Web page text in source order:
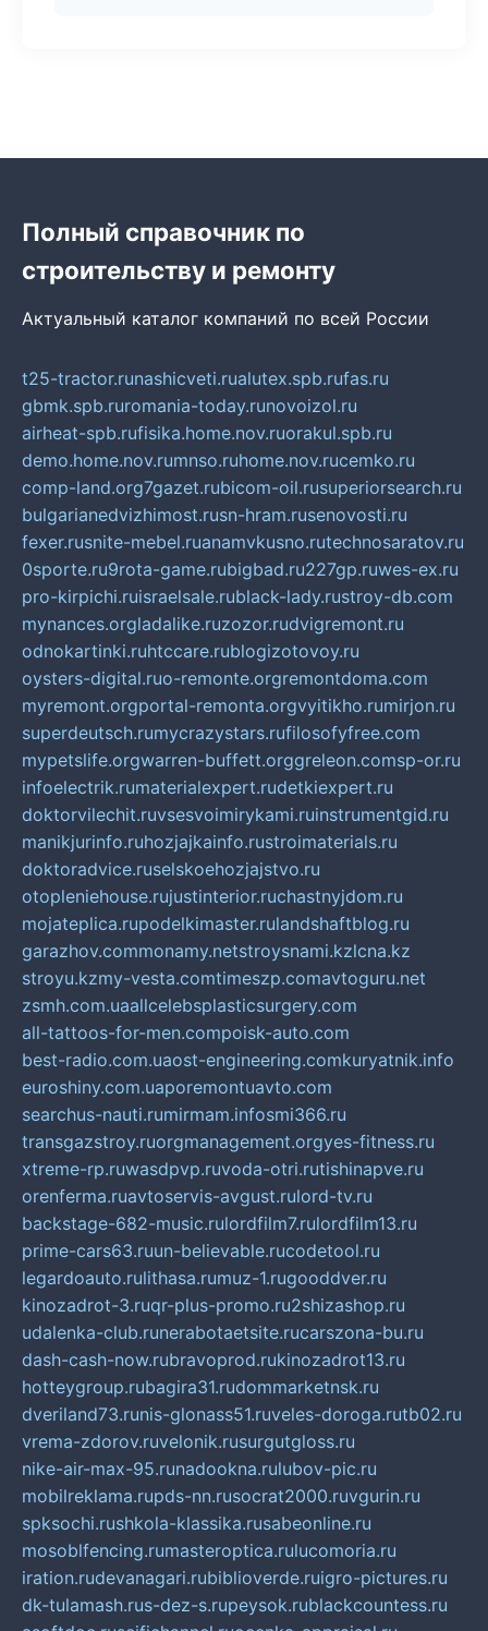
Полный справочник по
строительству и ремонту
Актуальный каталог компаний по всей России
t25-tractor.runashicveti.rualutex.spb.rufas.ru
gbmk.spb.ruromania-today.runovoizol.ru
airheat-spb.rufisika.home.nov.ruorakul.spb.ru
demo.home.nov.rumnso.ruhome.nov.rucemko.ru
comp-land.org7gazet.rubicom-oil.rusuperiorsearch.ru
bulgarianedvizhimost.rusn-hram.rusenovosti.ru
fexer.rusnite-mebel.ruanamvkusno.rutechnosaratov.ru
0sporte.ru9rota-game.rubigbad.ru227gp.ruwes-ex.ru
pro-kirpichi.ruisraelsale.rublack-lady.rustroy-db.com
mynances.orgladalike.ruzozor.rudvigremont.ru
odnokartinki.ruhtccare.rublogizotovoy.ru
oysters-digital.ruo-remonte.orgremontdoma.com
myremont.orgportal-remonta.orgvyitikho.rumirjon.ru
superdeutsch.rumycrazystars.rufilosofyfree.com
mypetslife.orgwarren-buffett.orggreleon.comsp-or.ru
infoelectrik.rumaterialexpert.rudetkiexpert.ru
doktorvilechit.ruvsesvoimirykami.ruinstrumentgid.ru
manikjurinfo.ruhozjajkainfo.rustroimaterials.ru
doktoradvice.ruselskoehozjajstvo.ru
otopleniehouse.rujustinterior.ruchastnyjdom.ru
mojateplica.rupodelkimaster.rulandshaftblog.ru
garazhov.commonamy.netstroysnami.kzlcna.kz
stroyu.kzmy-vesta.comtimeszp.comavtoguru.net
zsmh.com.uaallcelebsplasticsurgery.com
all-tattoos-for-men.compoisk-auto.com
best-radio.com.uaost-engineering.comkuryatnik.info
euroshiny.com.uaporemontuavto.com
searchus-nauti.rumirmam.infosmi366.ru
transgazstroy.ruorgmanagement.orgyes-fitness.ru
xtreme-rp.ruwasdpvp.ruvoda-otri.rutishinapve.ru
orenferma.ruavtoservis-avgust.rulord-tv.ru
backstage-682-music.rulordfilm7.rulordfilm13.ru
prime-cars63.ruun-believable.rucodetool.ru
legardoauto.rulithasa.rumuz-1.rugooddver.ru
kinozadrot-3.ruqr-plus-promo.ru2shizashop.ru
udalenka-club.runerabotaetsite.rucarszona-bu.ru
dash-cash-now.rubravoprod.rukinozadrot13.ru
hotteygroup.rubagira31.rudommarketnsk.ru
dveriland73.runis-glonass51.ruveles-doroga.rutb02.ru
vrema-zdorov.ruvelonik.rusurgutgloss.ru
nike-air-max-95.runadookna.rulubov-pic.ru
mobilreklama.rupds-nn.rusocrat2000.ruvgurin.ru
spksochi.rushkola-klassika.rusabeonline.ru
mosoblfencing.rumasteroptica.rulucomoria.ru
iration.rudevanagari.rubiblioverde.ruigro-pictures.ru
dk-tulamash.rus-dez-s.rupeysok.rublackcountess.ru